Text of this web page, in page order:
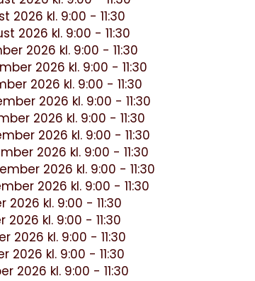
2026 kl. 9:00 - 11:30
2026 kl. 9:00 - 11:30
2026 kl. 9:00 - 11:30
2026 kl. 9:00 - 11:30
2026 kl. 9:00 - 11:30
2026 kl. 9:00 - 11:30
2026 kl. 9:00 - 11:30
2026 kl. 9:00 - 11:30
2026 kl. 9:00 - 11:30
2026 kl. 9:00 - 11:30
2026 kl. 9:00 - 11:30
2026 kl. 9:00 - 11:30
kl. 9:00 - 11:30
2026 kl. 9:00 - 11:30
2026 kl. 9:00 - 11:30
2026 kl. 9:00 - 11:30